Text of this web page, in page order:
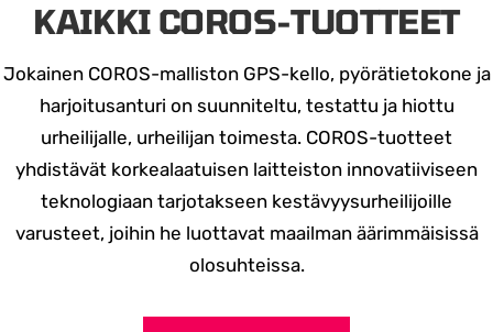
KAIKKI COROS-TUOTTEET
Jokainen COROS-malliston GPS-kello, pyörätietokone ja
harjoitusanturi on suunniteltu, testattu ja hiottu
urheilijalle, urheilijan toimesta. COROS-tuotteet
yhdistävät korkealaatuisen laitteiston innovatiiviseen
teknologiaan tarjotakseen kestävyysurheilijoille
varusteet, joihin he luottavat maailman äärimmäisissä
olosuhteissa.